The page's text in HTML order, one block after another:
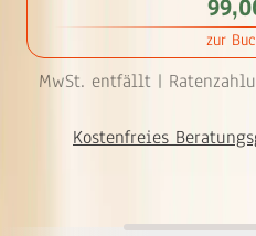
zur
MwSt. entfällt |
Kostenfreies